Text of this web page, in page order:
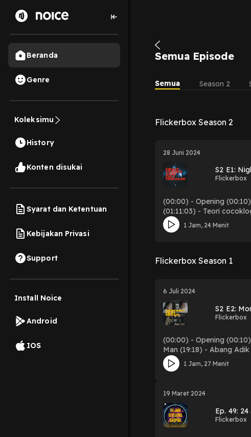
Beranda
Genre
Koleksimu
History
Konten disukai
Syarat dan Ketentuan
Kebijakan Privasi
Support
Install Noice
Android
IOS
Semua Episode
Semua Season 2
Flickerbox Season 2
28 Juni 2024
S2 E1:
Flickerbox
(00:00) - Opening
(01:11:03) - Teori
1 Jam, 24 Menit
Flickerbox Season 1
6 Juli 2024
S2 E2:
Flickerbox
(00:00) - Opening
Man (19:18) - Abang
(56:19) - April Story
1 Jam, 27 Menit
19 Maret 2024
Ep. 49:
Flickerbox